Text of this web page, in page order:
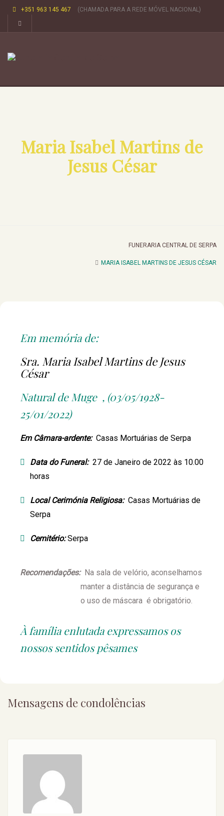
+351 963 145 467 (CHAMADA PARA A REDE MÓVEL NACIONAL)
Maria Isabel Martins de
Jesus César
FUNERARIA CENTRAL DE SERPA
MARIA ISABEL MARTINS DE JESUS CÉSAR
Em memória de:
Sra. Maria Isabel Martins de Jesus
César
Natural de Muge , (03/05/1928-
25/01/2022)
Em Câmara-ardente: Casas Mortuárias de Serpa
Data do Funeral: 27 de Janeiro de 2022 às 10.00
horas
Local Cerimónia Religiosa: Casas Mortuárias de
Serpa
Cemitério:Serpa
Recomendações:Na sala de velório, aconselhamos
manter a distância de segurança e
o uso de máscara é obrigatório.
À família enlutada expressamos os
nossos sentidos pêsames
Mensagens de condolências